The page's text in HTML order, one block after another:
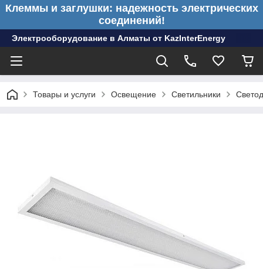
Клеммы и заглушки: надежность электрических
соединений!
Электрооборудование в Алматы от KazInterEnergy
Товары и услуги Освещение Светильники